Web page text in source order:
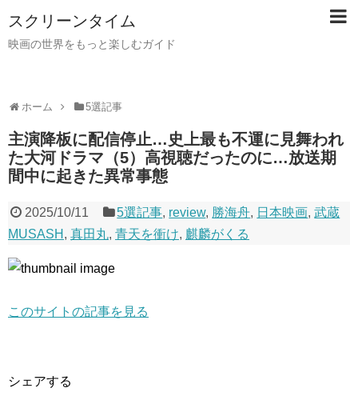
スクリーンタイム
映画の世界をもっと楽しむガイド
ホーム 5選記事
主演降板に配信停止…史上最も不運に見舞われ
た大河ドラマ（5）高視聴だったのに…放送期
間中に起きた異常事態
2025/10/11 5選記事, review, 勝海舟, 日本映画,武蔵
MUSASH , 真田丸, 青天を衝け, 麒麟がくる
このサイトの記事を見る
シェアする